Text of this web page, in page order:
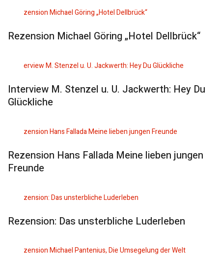
Rezension Michael Göring „Hotel Dellbrück“
Interview M. Stenzel u. U. Jackwerth: Hey Du
Glückliche
Rezension Hans Fallada Meine lieben jungen
Freunde
Rezension: Das unsterbliche Luderleben